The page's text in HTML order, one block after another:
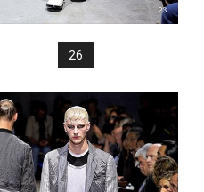
26